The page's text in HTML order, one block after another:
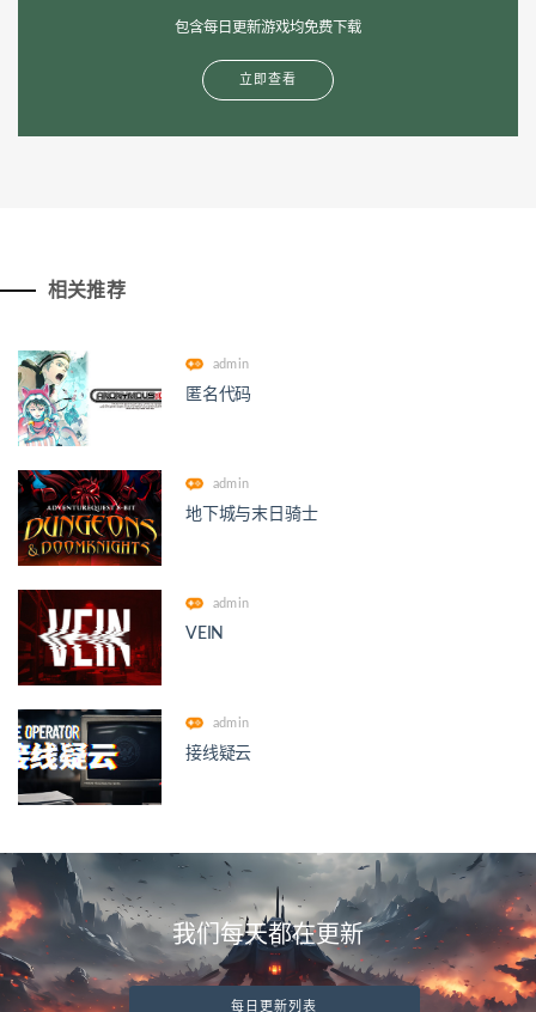
包含每日更新游戏均免费下载
立即查看
相关推荐
admin
匿名代码
admin
地下城与末日骑士
admin
VEIN
admin
接线疑云
我们每天都在更新
每日更新列表